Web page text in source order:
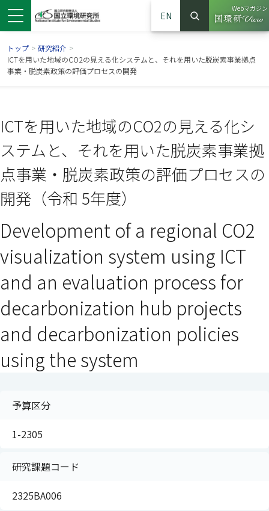
EN
サイト内検索
検索
Webマガジン
（別ウイ
トップ > 研究紹介 >
ICTを用いた地域のCO2の見える化システムと、それを用いた脱炭素事業拠点
事業・脱炭素政策の評価プロセスの開発
ICTを用いた地域のCO2の見える化シ
ステムと、それを用いた脱炭素事業拠
点事業・脱炭素政策の評価プロセスの
開発（令和 5年度）
Development of a regional CO2
visualization system using ICT
and an evaluation process for
decarbonization hub projects
and decarbonization policies
using the system
予算区分
1-2305
研究課題コード
2325BA006